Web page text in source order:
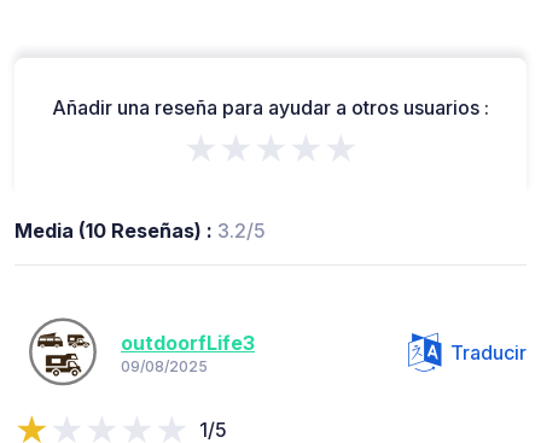
Añadir una reseña para ayudar a otros usuarios :
★★★★★
Media (10 Reseñas) : 3.2/5
outdoorfLife3
09/08/2025
Traducir
1/5